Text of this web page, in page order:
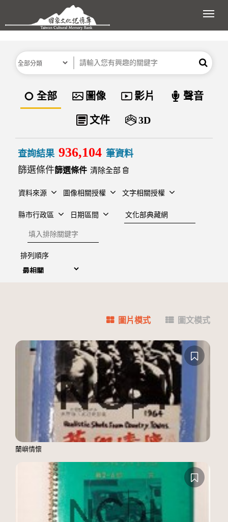
跳到主要內容區塊
展
分類 關鍵字 搜尋
資料類型
全部 圖像 影片 聲音
文件 3D
查詢結果 936,104 筆資料
篩選條件
清除全部
資料來源 圖像相關授權 文字相關授權
縣市行政區 日期區間
建檔單位
排除關鍵字
排列順序
圖片模式 圖文模式
蘭嶼情懷